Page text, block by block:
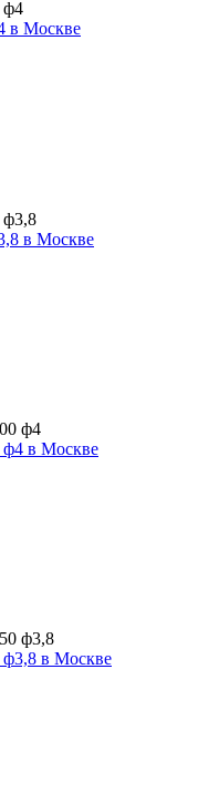
в Москве
в Москве
ф4 в Москве
ф3,8 в Москве